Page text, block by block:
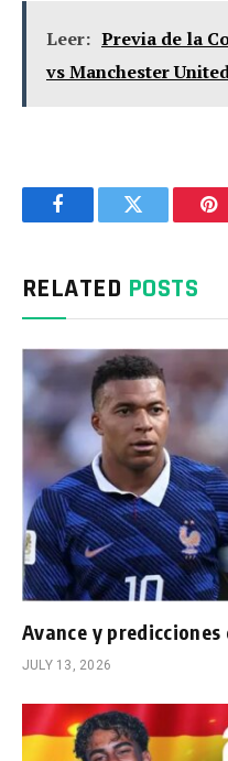
Leer: Previa de la
vs Manchester
FacebookTwitter
RELATED POSTS
Avance y
JULY 13, 2026